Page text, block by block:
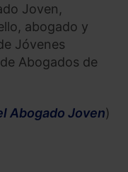
Joven,
abogado y
Jóvenes
Abogados de
Abogado Joven)